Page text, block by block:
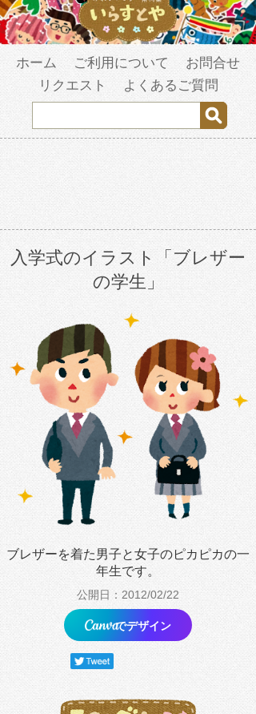
ホーム ご利用について
お問合せ
リクエスト
よくあるご質問
入学式のイラスト「ブレザー
の学生」
ブレザーを着た男子と女子のピカピカの一
年生です。
公開日：2012/02/22
でデザイン